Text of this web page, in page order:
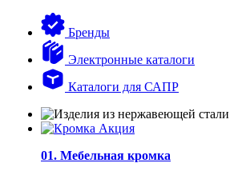
Бренды
Электронные каталоги
Каталоги для САПР
01. Мебельная кромка